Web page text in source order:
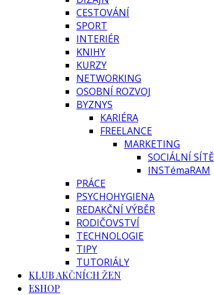
CESTOVÁNÍ
SPORT
INTERIÉR
KNIHY
KURZY
NETWORKING
OSOBNÍ ROZVOJ
BYZNYS
KARIÉRA
FREELANCE
MARKETING
SOCIÁLNÍ SÍTĚ
INSTémaRAM
PRÁCE
PSYCHOHYGIENA
REDAKČNÍ VÝBĚR
RODIČOVSTVÍ
TECHNOLOGIE
TIPY
TUTORIÁLY
KLUB AKČNÍCH ŽEN
ESHOP